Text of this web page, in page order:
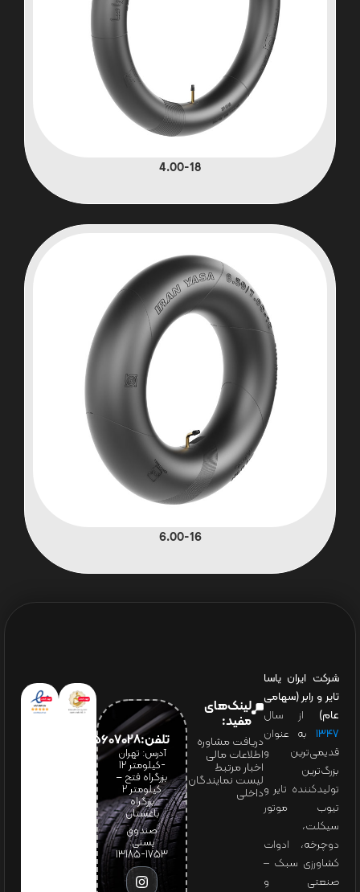
4.00-18
6.00-16
شرکت ایران یاسا
تایر و رابر (سهامی
عام) از سال
۱۳۴۷ به عنوان
قدیمی‌ترین و
بزرگ‌ترین
تولیدکننده تایر و
تیوب موتور
سیکلت،
دوچرخه، ادوات
کشاورزی سبک –
صنعتی و
لینک‌های
مفید:
دریافت مشاوره
اطلاعات مالی
اخبار مرتبط
لیست نمایندگان
داخلی
تلفن:65607028(021)
آدرس: تهران
-کیلومتر 12
بزرگراه فتح –
کیلومتر ۲
بزرگراه
باغستان
صندوق
پستی:
1753-13185